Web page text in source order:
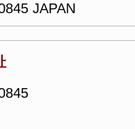
JAPAN